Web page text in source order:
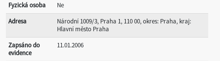
Fyzická osoba
Ne
Adresa
Národní 1009/3, Praha 1, 110 00, okres: Praha, kraj:
Hlavní město Praha
Zapsáno do
evidence
11.01.2006